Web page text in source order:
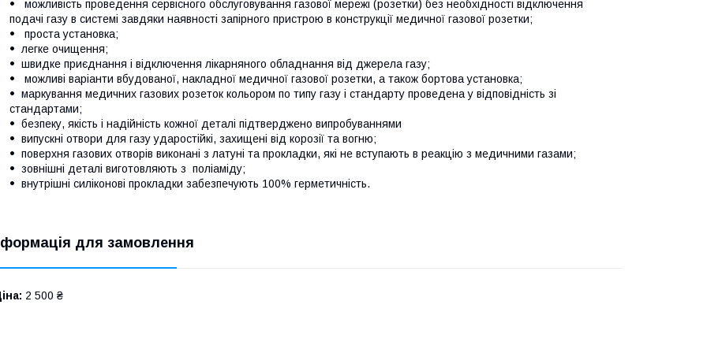
можливість проведення сервісного обслуговування газової мережі (розетки) без необхідності відключення
подачі газу в системі завдяки наявності запірного пристрою в конструкції медичної газової розетки;
проста установка;
легке очищення;
швидке приєднання і відключення лікарняного обладнання від джерела газу;
можливі варіанти вбудованої, накладної медичної газової розетки, а також бортова установка;
маркування медичних газових розеток кольором по типу газу і стандарту проведена у відповідність зі
стандартами;
безпеку, якість і надійність кожної деталі підтверджено випробуваннями
випускні отвори для газу ударостійкі, захищені від корозії та вогню;
поверхня газових отворів виконані з латуні та прокладки, які не вступають в реакцію з медичними газами;
зовнішні деталі виготовляють з поліаміду;
внутрішні силіконові прокладки забезпечують 100% герметичність.
для замовлення
2 500 ₴